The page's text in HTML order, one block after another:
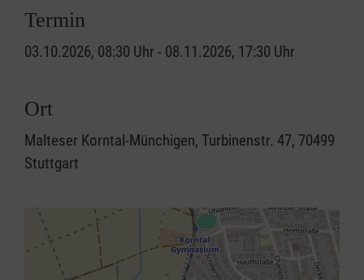
Termin
03.10.2026, 08:30 Uhr - 08.11.2026, 17:30 Uhr
Ort
Malteser Korntal-Münchigen, Turbinenstr. 47, 70499
Stuttgart